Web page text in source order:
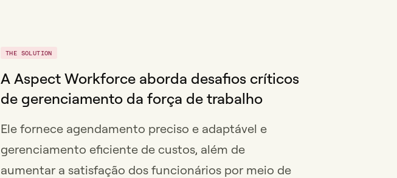
THE SOLUTION
A Aspect Workforce aborda desafios críticos
de gerenciamento da força de trabalho
Ele fornece agendamento preciso e adaptável e
gerenciamento eficiente de custos, além de
aumentar a satisfação dos funcionários por meio de